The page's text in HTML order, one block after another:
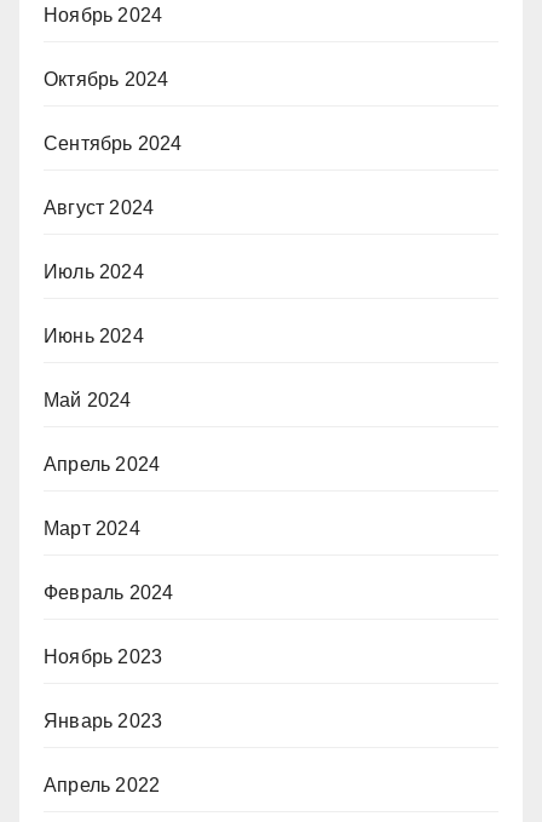
Ноябрь 2024
Октябрь 2024
Сентябрь 2024
Август 2024
Июль 2024
Июнь 2024
Май 2024
Апрель 2024
Март 2024
Февраль 2024
Ноябрь 2023
Январь 2023
Апрель 2022